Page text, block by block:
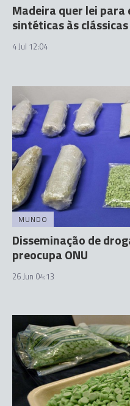
Madeira quer lei
sintéticas às
4 Jul 12:04
MUNDO
Disseminação de
preocupa ONU
26 Jun 04:13